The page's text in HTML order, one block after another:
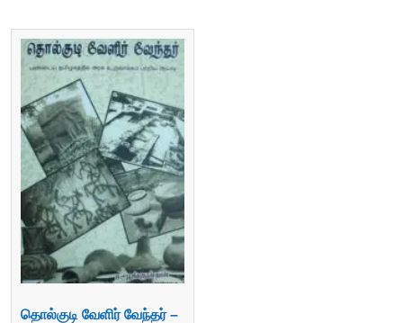
தொல்குடி வேளிர் வேந்தர் –